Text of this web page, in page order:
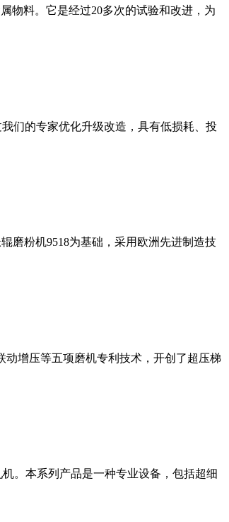
物料。它是经过20多次的试验和改进，为
们的专家优化升级改造，具有低损耗、投
磨粉机9518为基础，采用欧洲先进制造技
增压等五项磨机专利技术，开创了超压梯
。本系列产品是一种专业设备，包括超细